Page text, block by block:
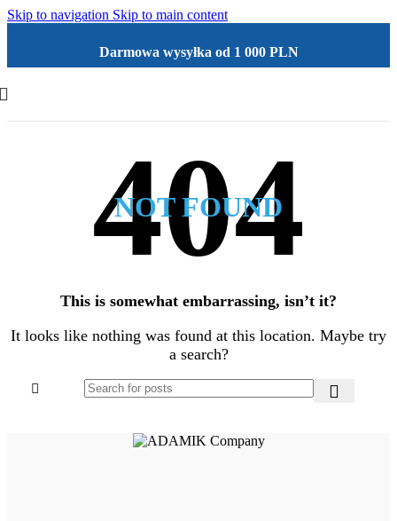
Skip to navigation Skip to main content
Darmowa wysyłka od 1 000 PLN
NOT FOUND
This is somewhat embarrassing, isn’t it?
It looks like nothing was found at this location. Maybe try
a search?